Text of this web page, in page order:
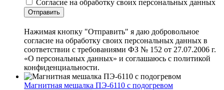
Согласие на обработку своих персональных данных
Отправить
Нажимая кнопку "Отправить" я даю добровольное
согласие на обработку своих персональных данных в
соответствии с требованиями ФЗ № 152 от 27.07.2006 г.
«О персональных данных» и соглашаюсь с политикой
конфиденциальности.
Магнитная мешалка ПЭ-6110 с подогревом